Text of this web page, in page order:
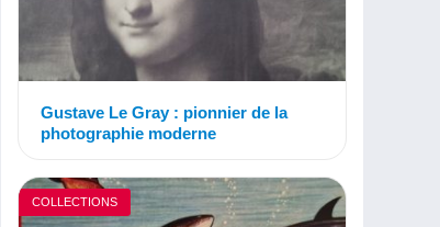
Gustave Le Gray : pionnier de la
photographie moderne
COLLECTIONS